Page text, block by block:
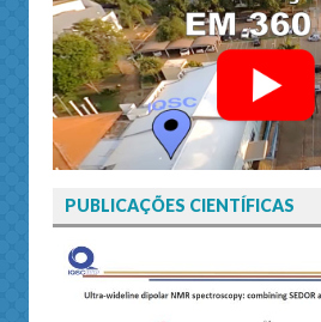
PUBLICAÇÕES CIENTÍFICAS